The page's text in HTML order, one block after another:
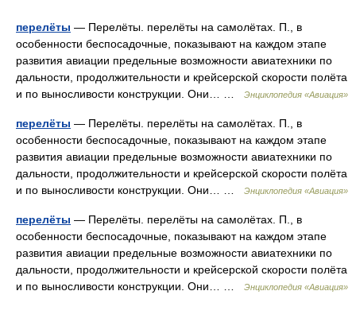
перелёты — Перелёты. перелёты на самолётах. П., в
особенности беспосадочные, показывают на каждом этапе
развития авиации предельные возможности авиатехники по
дальности, продолжительности и крейсерской скорости полёта
и по выносливости конструкции. Они… …
Энциклопедия «Авиация»
перелёты — Перелёты. перелёты на самолётах. П., в
особенности беспосадочные, показывают на каждом этапе
развития авиации предельные возможности авиатехники по
дальности, продолжительности и крейсерской скорости полёта
и по выносливости конструкции. Они… …
Энциклопедия «Авиация»
перелёты — Перелёты. перелёты на самолётах. П., в
особенности беспосадочные, показывают на каждом этапе
развития авиации предельные возможности авиатехники по
дальности, продолжительности и крейсерской скорости полёта
и по выносливости конструкции. Они… …
Энциклопедия «Авиация»